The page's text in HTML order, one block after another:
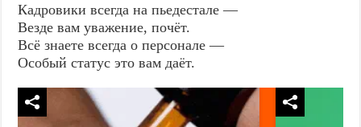
Кадровики всегда на пьедестале —
Везде вам уважение, почёт.
Всё знаете всегда о персонале —
Особый статус это вам даёт.